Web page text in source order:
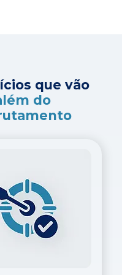
que vão
do